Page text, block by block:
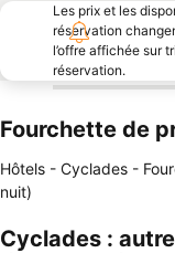
Les prix et les
réservation
l’offre affichée sur
réservation.
Fourchette de
Hôtels - Cyclades -
nuit)
Cyclades :